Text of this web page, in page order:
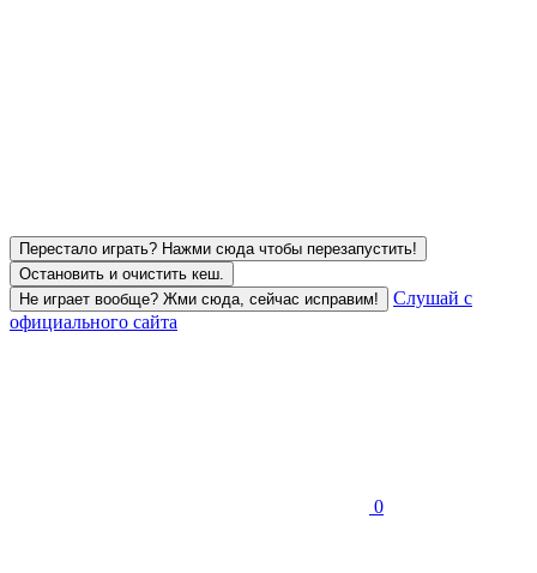
Перестало играть? Нажми сюда чтобы перезапустить!
Остановить и очистить кеш.
Не играет вообще? Жми сюда, сейчас исправим!
Слушай с
официального сайта
0